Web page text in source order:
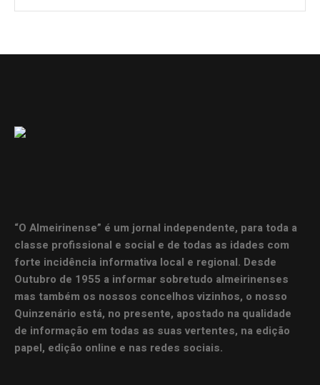
“O Almeirinense” é um jornal independente, para toda a
classe profissional e social e de todas as idades com
forte incidência informativa local e regional. Desde
Outubro de 1955 a informar sobretudo almeirinenses
mas também os nossos concelhos vizinhos, o nosso
Quinzenário está, no presente, apostado na qualidade
de informação em todas as suas vertentes, na edição
papel, edição online e nas redes sociais.